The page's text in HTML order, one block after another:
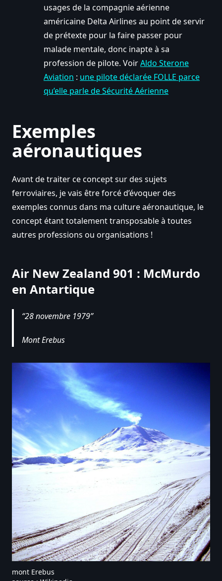
usages de la compagnie aérienne
américaine Delta Airlines au point de servir
de prétexte pour la faire passer pour
malade mentale, donc inapte à sa
profession de pilote. VoirAldo Sterone
Aviation : une pilote déclarée FOLLE parce
qu’elle parle de Sécurité Aérienne
Exemples
aéronautiques
Avant de traiter ce concept sur des sujets
ferroviaires, je vais être forcé d’évoquer des
exemples connus dans ma culture aéronautique, le
concept étant totalement transposable à toutes
autres professions ou organisations !
Air New Zealand 901 : McMurdo
en Antartique
28 novembre 1979
Mont Erebus
mont Erebus